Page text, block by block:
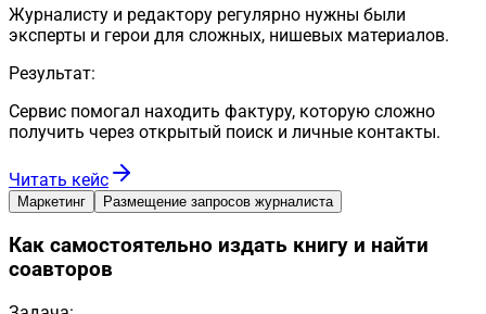
Журналисту и редактору регулярно нужны были
эксперты и герои для сложных, нишевых материалов.
Результат:
Сервис помогал находить фактуру, которую сложно
получить через открытый поиск и личные контакты.
Читать кейс
Маркетинг Размещение запросов журналиста
Как самостоятельно издать книгу и найти
соавторов